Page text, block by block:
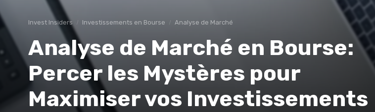
Invest Insiders Investissements en Bourse Analyse de Marché
Analyse de Marché en Bourse:
Percer les Mystères pour
Maximiser vos Investissements